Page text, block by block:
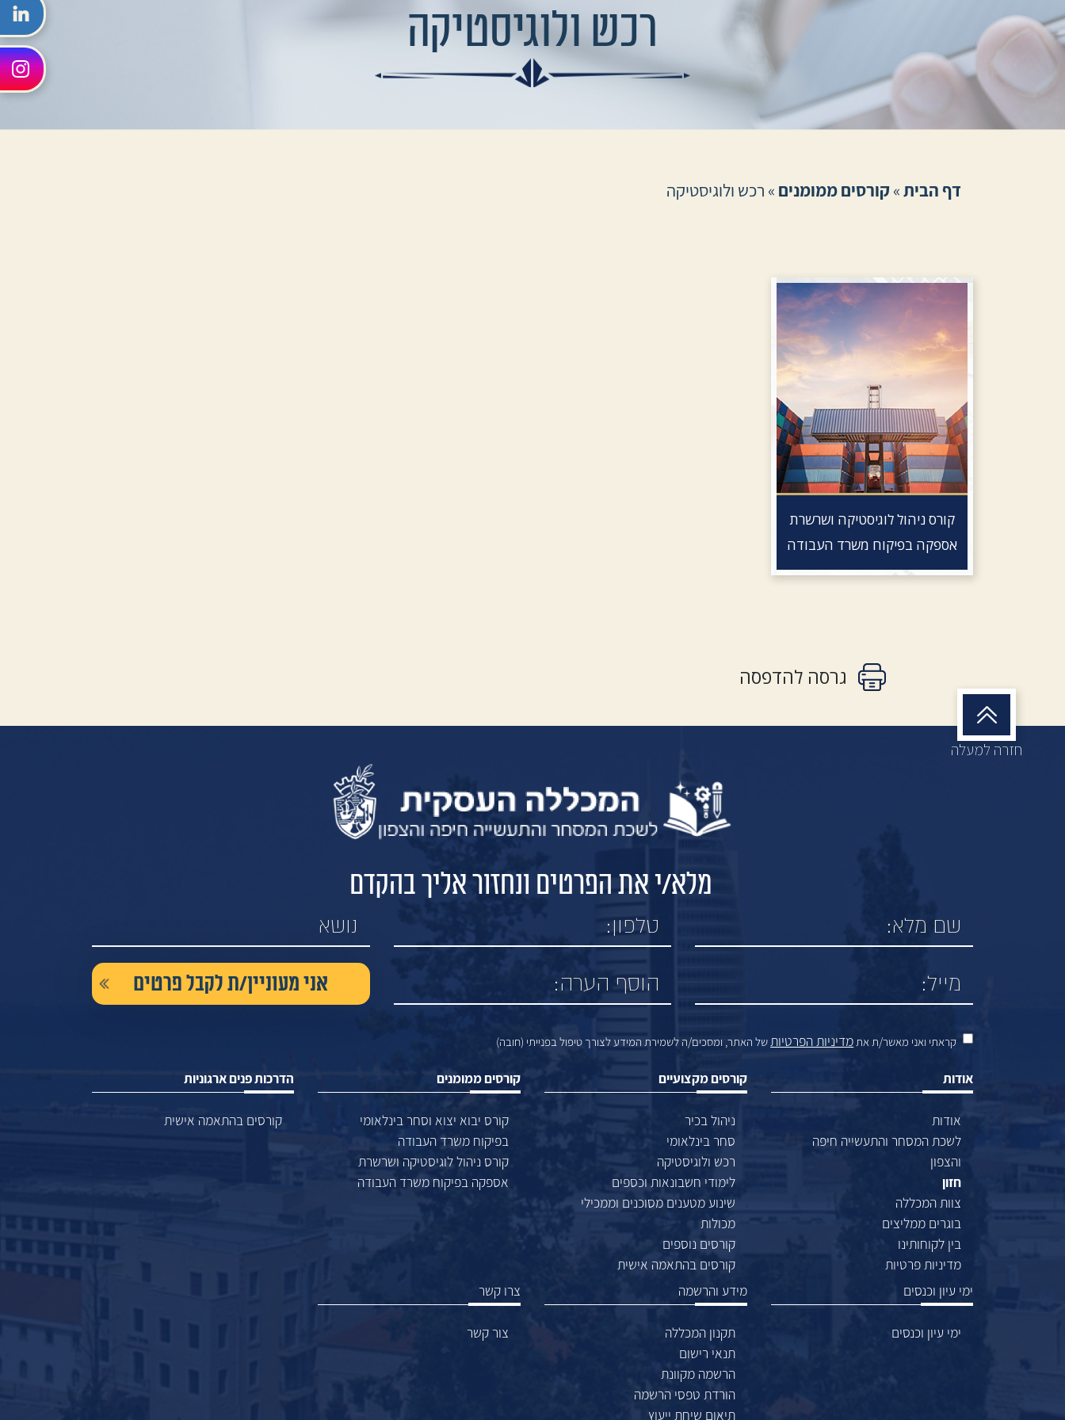
רכש ולוגיסטיקה
דף הבית»קורסים ממומנים » רכש ולוגיסטיקה
קורס ניהול לוגיסטיקה ושרשרת
אספקה בפיקוח משרד העבודה
גרסה להדפסה
חזרה למעלה
מלא/י את הפרטים ונחזור אליך בהקדם
קראתי ואני מאשר/ת את מדיניות הפרטיותשל האתר, ומסכים/ה לשמירת המידע לצורך טיפול בפנייתי (חובה)
אודות
אודות
לשכת המסחר והתעשייה חיפה
והצפון
חזון
צוות המכללה
בוגרים ממליצים
בין לקוחותינו
מדיניות פרטיות
קורסים מקצועיים
ניהול בכיר
סחר בינלאומי
רכש ולוגיסטיקה
לימודי חשבונאות וכספים
שינוע מטענים מסוכנים וממכילי
מכולות
קורסים נוספים
קורסים בהתאמה אישית
קורסים ממומנים
קורס יבוא יצוא וסחר בינלאומי
בפיקוח משרד העבודה
קורס ניהול לוגיסטיקה ושרשרת
אספקה בפיקוח משרד העבודה
הדרכות פנים ארגוניות
קורסים בהתאמה אישית
ימי עיון וכנסים
ימי עיון וכנסים
מידע והרשמה
תקנון המכללה
תנאי רישום
הרשמה מקוונת
הורדת טפסי הרשמה
תיאום שיחת ייעוץ
צרו קשר
צור קשר